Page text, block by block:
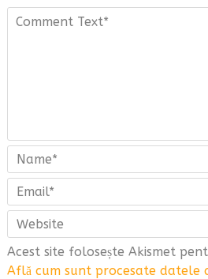
Acest site folosește Akismet
Află cum sunt procesate datele